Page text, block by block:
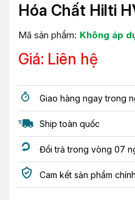
Hóa Chất Hilti
Mã sản phẩm: Không áp
Giá: Liên hệ
Giao hàng ngay trong
Ship toàn quốc
Đổi trả trong vòng 07
Cam kết sản phẩm